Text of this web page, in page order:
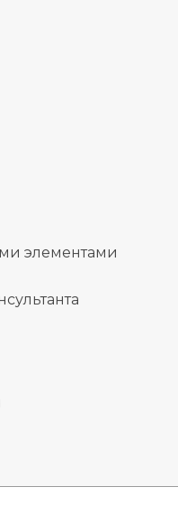
элементами